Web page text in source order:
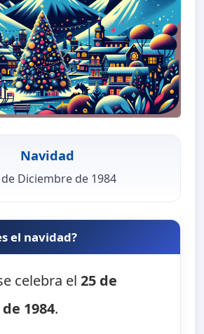
Navidad
Diciembre de 1984
el navidad?
celebra el25 de
1984.